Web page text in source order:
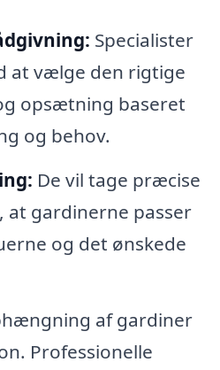
Specialister
at vælge den rigtige
opsætning baseret
og behov.
De vil tage præcise
at gardinerne passer
og det ønskede
af gardiner
Professionelle